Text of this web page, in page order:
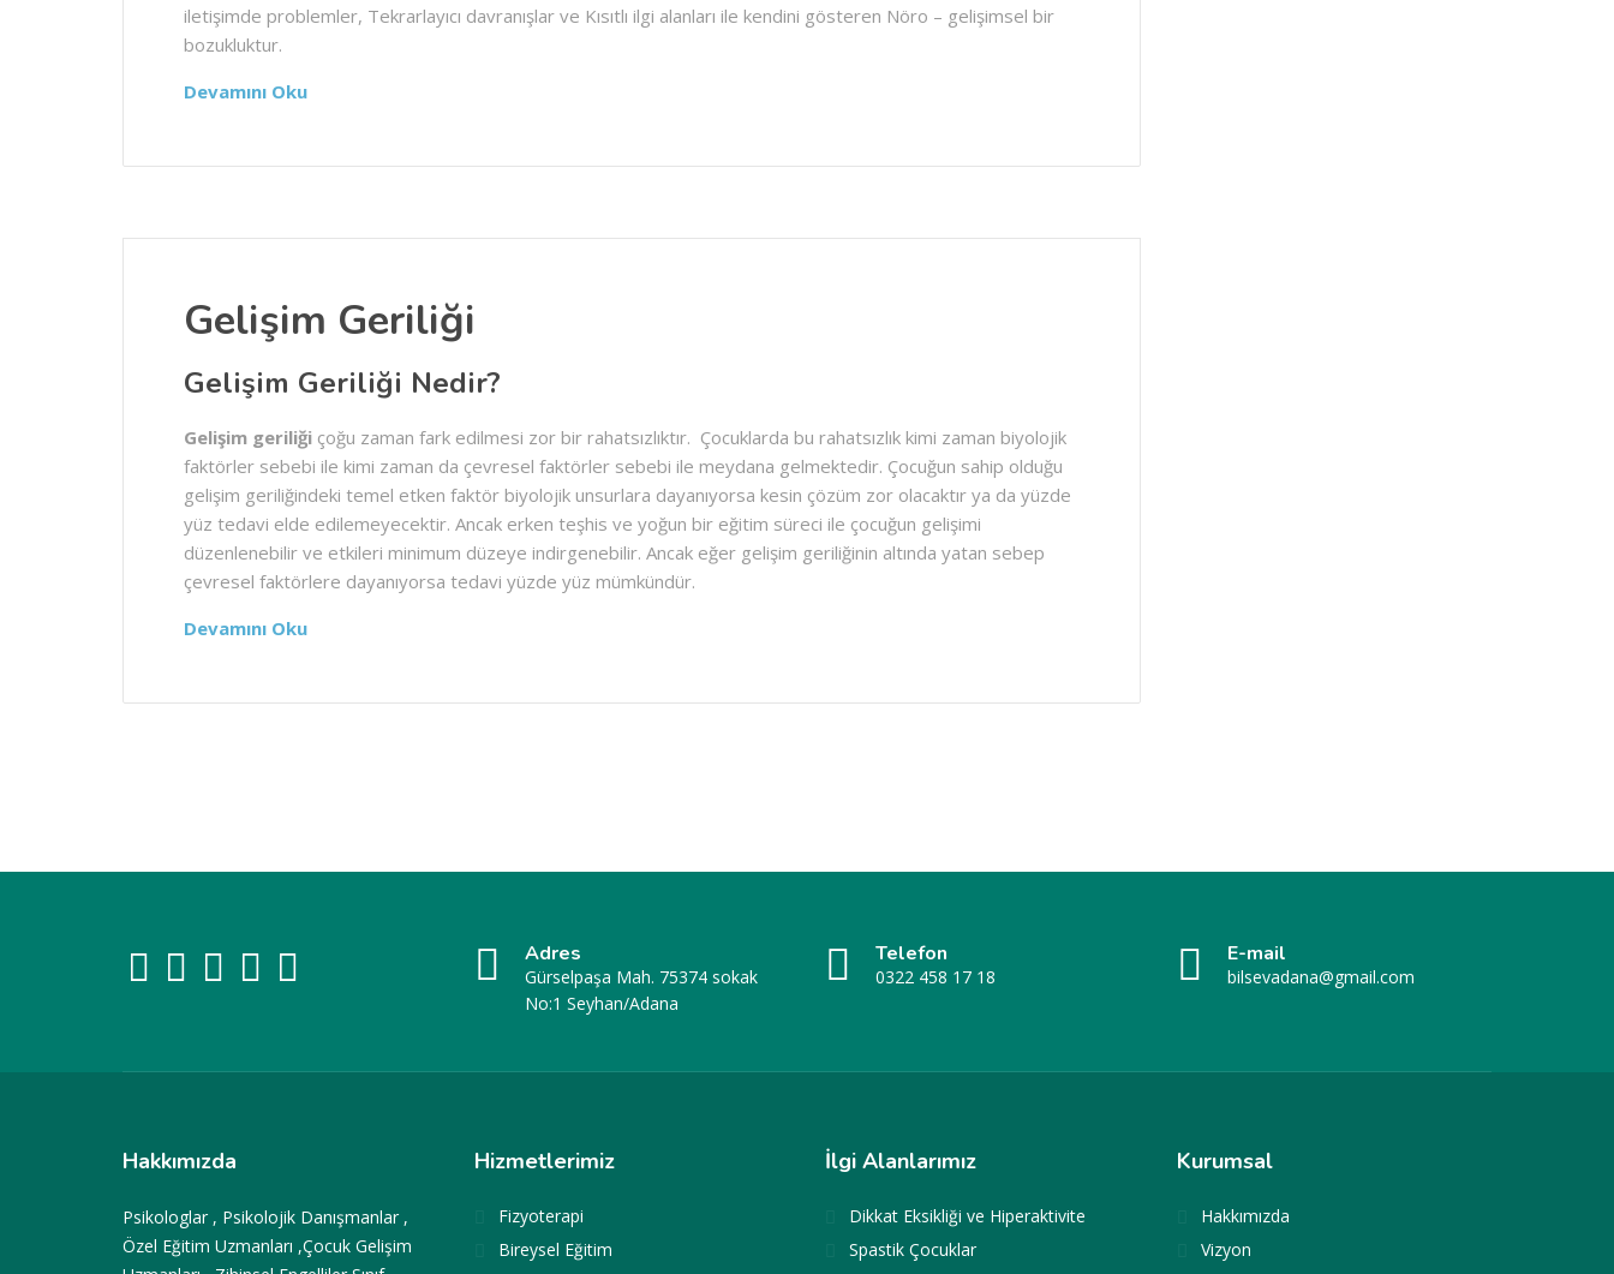
iletişimde problemler, Tekrarlayıcı davranışlar ve Kısıtlı ilgi alanları ile kendini gösteren Nöro – gelişimsel bir
bozukluktur.
Devamını Oku
Gelişim Geriliği
Gelişim Geriliği Nedir?
Gelişim geriliği çoğu zaman fark edilmesi zor bir rahatsızlıktır. Çocuklarda bu rahatsızlık kimi zaman biyolojik
faktörler sebebi ile kimi zaman da çevresel faktörler sebebi ile meydana gelmektedir. Çocuğun sahip olduğu
gelişim geriliğindeki temel etken faktör biyolojik unsurlara dayanıyorsa kesin çözüm zor olacaktır ya da yüzde
yüz tedavi elde edilemeyecektir. Ancak erken teşhis ve yoğun bir eğitim süreci ile çocuğun gelişimi
düzenlenebilir ve etkileri minimum düzeye indirgenebilir. Ancak eğer gelişim geriliğinin altında yatan sebep
çevresel faktörlere dayanıyorsa tedavi yüzde yüz mümkündür.
Devamını Oku
Adres
Gürselpaşa Mah. 75374 sokak
No:1 Seyhan/Adana
Telefon
0322 458 17 18
E-mail
bilsevadana@gmail.com
Hakkımızda
Psikologlar , Psikolojik Danışmanlar ,
Özel Eğitim Uzmanları ,Çocuk Gelişim
Hizmetlerimiz
Fizyoterapi
Bireysel Eğitim
İlgi Alanlarımız
Dikkat Eksikliği ve Hiperaktivite
Spastik Çocuklar
Kurumsal
Hakkımızda
Vizyon